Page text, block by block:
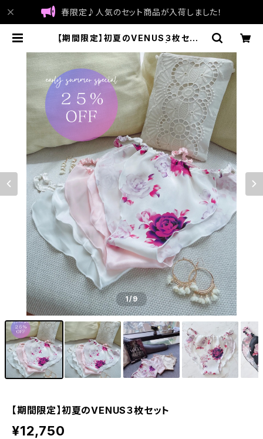
春限定♪人気のセット商品が入荷しました！
【期間限定】初夏のVENUS３枚セット
n Japan
1/9
【期間限定】初夏のVENUS３枚セット
¥12,750